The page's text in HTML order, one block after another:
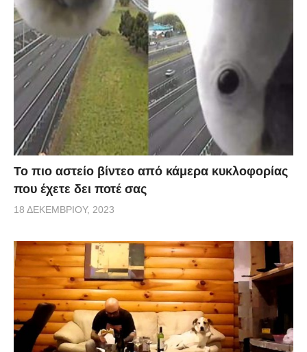
Το πιο αστείο βίντεο από κάμερα κυκλοφορίας
που έχετε δει ποτέ σας
18 ΔΕΚΕΜΒΡΊΟΥ, 2023